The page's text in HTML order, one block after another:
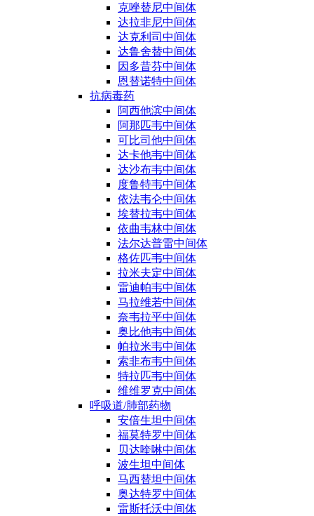
克唑替尼中间体
达拉非尼中间体
达克利司中间体
达鲁舍替中间体
因多昔芬中间体
恩替诺特中间体
抗病毒药
阿西他滨中间体
阿那匹韦中间体
可比司他中间体
达卡他韦中间体
达沙布韦中间体
度鲁特韦中间体
依法韦仑中间体
埃替拉韦中间体
依曲韦林中间体
法尔达普雷中间体
格佐匹韦中间体
拉米夫定中间体
雷迪帕韦中间体
马拉维若中间体
奈韦拉平中间体
奥比他韦中间体
帕拉米韦中间体
索非布韦中间体
特拉匹韦中间体
维维罗克中间体
呼吸道/肺部药物
安倍生坦中间体
福莫特罗中间体
贝达喹啉中间体
波生坦中间体
马西替坦中间体
奥达特罗中间体
雷斯托沃中间体